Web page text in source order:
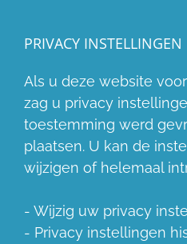
PRIVACY INSTELLINGEN
Als u deze website
zag u privacy
toestemming werd
plaatsen. U kan de
wijzigen of helemaal
- Wijzig uw privacy
- Privacy instellingen